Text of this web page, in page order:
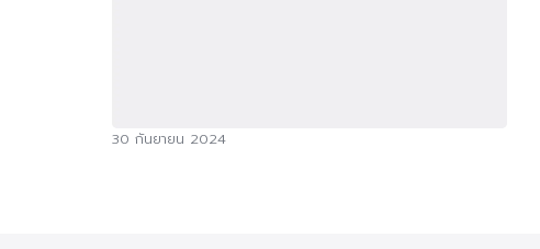
30 กันยายน 2024